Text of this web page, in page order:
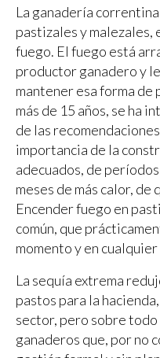
La ganadería
pastizales y malezales,
fuego. El fuego está
productor ganadero y
mantener esa forma de
más de 15 años, se ha
de las
importancia de la
adecuados, de
meses de más calor, de
Encender fuego en
común, que
momento y en
La sequía extrema
pastos para la
sector, pero sobre
ganaderos que, por no